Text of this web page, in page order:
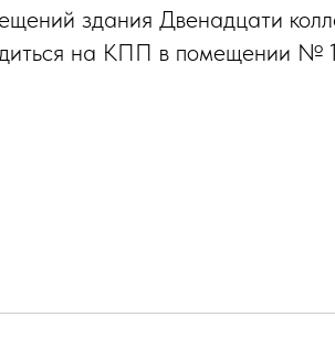
здания Двенадцати
на КПП в помещении №